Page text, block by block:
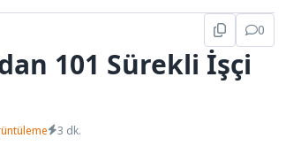
0
101 Sürekli İşçi
3 dk.